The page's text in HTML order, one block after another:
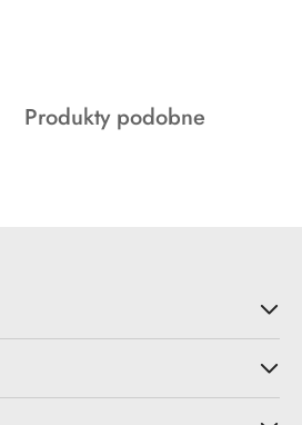
Produkty
Produkty podobne